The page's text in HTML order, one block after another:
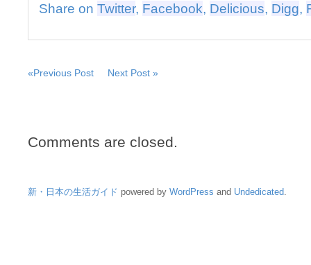
は
Share on Twitter, Facebook, Delicious, Digg,
«Previous Post Next Post »
Comments are closed.
新・日本の生活ガイド powered by WordPress and Undedicated.